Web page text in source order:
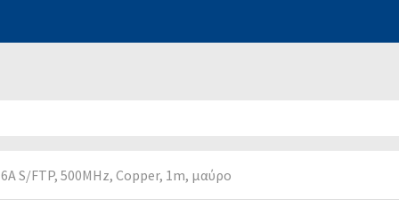
S/FTP, 500MHz, Copper, 1m, μαύρο